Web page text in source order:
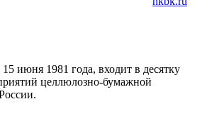
июня 1981 года, входит в десятку
целлюлозно-бумажной